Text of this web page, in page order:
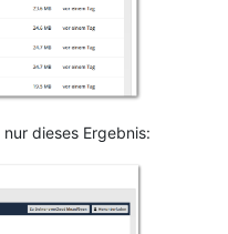
nur dieses Ergebnis: